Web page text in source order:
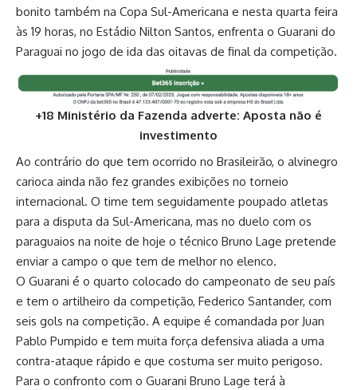
bonito também na Copa Sul-Americana e nesta quarta feira
às 19 horas, no Estádio Nilton Santos, enfrenta o Guarani do
Paraguai no jogo de ida das oitavas de final da competição.
+18 Ministério da Fazenda adverte: Aposta não é
investimento
Ao contrário do que tem ocorrido no Brasileirão, o alvinegro
carioca ainda não fez grandes exibições no torneio
internacional. O time tem seguidamente poupado atletas
para a disputa da Sul-Americana, mas no duelo com os
paraguaios na noite de hoje o técnico Bruno Lage pretende
enviar a campo o que tem de melhor no elenco.
O Guarani é o quarto colocado do campeonato de seu país
e tem o artilheiro da competição, Federico Santander, com
seis gols na competição. A equipe é comandada por Juan
Pablo Pumpido e tem muita força defensiva aliada a uma
contra-ataque rápido e que costuma ser muito perigoso.
Para o confronto com o Guarani Bruno Lage terá à